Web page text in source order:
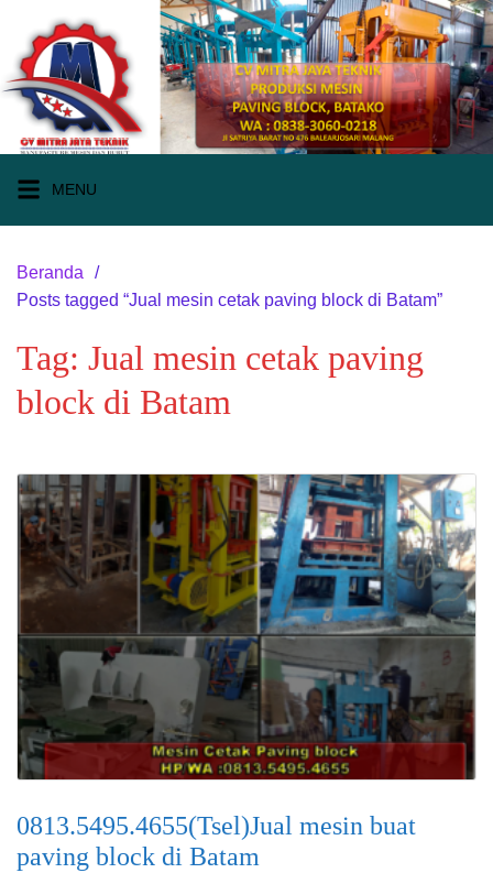
konten
MENU
Beranda
Posts tagged “Jual mesin cetak paving block di Batam”
Tag: Jual mesin cetak paving
block di Batam
0813.5495.4655(Tsel)Jual mesin buat
paving block di Batam